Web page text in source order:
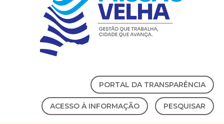
PORTAL DA TRANSPARÊNCIA
ACESSO À INFORMAÇÃO PESQUISAR